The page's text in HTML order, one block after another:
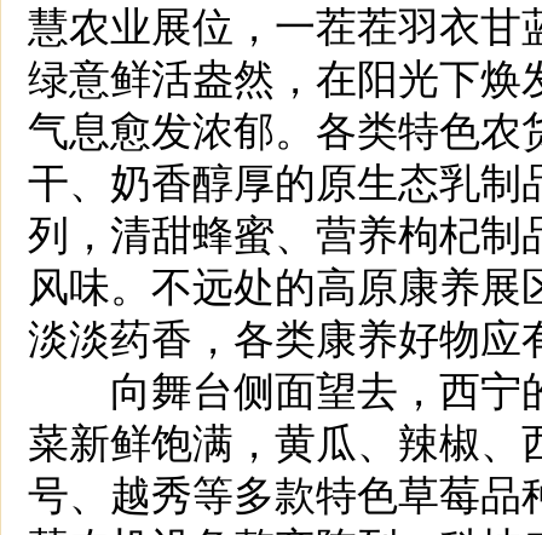
慧农业展位，一茬茬羽衣
绿意鲜活盎然，在阳光下
气息愈发浓郁。各类特色
干、奶香醇厚的原生态乳
列，清甜蜂蜜、营养枸杞
风味。不远处的高原康养
淡淡药香，各类康养好物应
向舞台侧面望去，西宁
菜新鲜饱满，黄瓜、辣椒
号、越秀等多款特色草莓